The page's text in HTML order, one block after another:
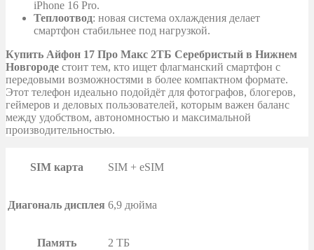
iPhone 16 Pro.
Теплоотвод: новая система охлаждения делает
смартфон стабильнее под нагрузкой.
Купить Айфон 17 Про Макс 2ТБ Серебристый в Нижнем
Новгороде стоит тем, кто ищет флагманский смартфон с
передовыми возможностями в более компактном формате.
Этот телефон идеально подойдёт для фотографов, блогеров,
геймеров и деловых пользователей, которым важен баланс
между удобством, автономностью и максимальной
производительностью.
SIM карта SIM + eSIM
Диагональ дисплея 6,9 дюйма
Память 2 ТБ